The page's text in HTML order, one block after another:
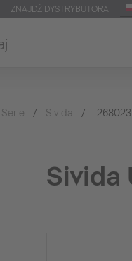
ZNAJDŹ DYSTRYBUTORA
Serie Sivida 268023
Sivida